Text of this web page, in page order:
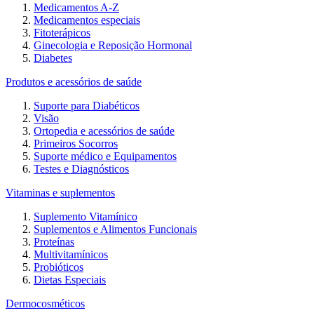
Medicamentos A-Z
Medicamentos especiais
Fitoterápicos
Ginecologia e Reposição Hormonal
Diabetes
Produtos e acessórios de saúde
Suporte para Diabéticos
Visão
Ortopedia e acessórios de saúde
Primeiros Socorros
Suporte médico e Equipamentos
Testes e Diagnósticos
Vitaminas e suplementos
Suplemento Vitamínico
Suplementos e Alimentos Funcionais
Proteínas
Multivitamínicos
Probióticos
Dietas Especiais
Dermocosméticos